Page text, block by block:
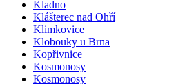
Kladno
Klášterec nad Ohří
Klimkovice
Klobouky u Brna
Kopřivnice
Kosmonosy
Kosmonosy